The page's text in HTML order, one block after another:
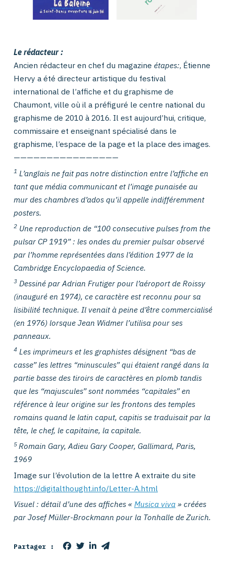
Le rédacteur :
Ancien rédacteur en chef du magazine étapes:, Étienne
Hervy a été directeur artistique du festival
international de l’affiche et du graphisme de
Chaumont, ville où il a préfiguré le centre national du
graphisme de 2010 à 2016. Il est aujourd’hui, critique,
commissaire et enseignant spécialisé dans le
graphisme, l’espace de la page et la place des images.
————————————————
1 L’anglais ne fait pas notre distinction entre l’affiche en
tant que média communicant et l’image punaisée au
mur des chambres d’ados qu’il appelle indifféremment
posters.
2Une reproduction de “100 consecutive pulses from the
pulsar CP 1919” : les ondes du premier pulsar observé
par l’homme représentées dans l’édition 1977 de la
Cambridge Encyclopaedia of Science.
3Dessiné par Adrian Frutiger pour l’aéroport de Roissy
(inauguré en 1974), ce caractère est reconnu pour sa
lisibilité technique. Il venait à peine d’être commercialisé
(en 1976) lorsque Jean Widmer l’utilisa pour ses
panneaux.
4Les imprimeurs et les graphistes désignent “bas de
casse” les lettres “minuscules” qui étaient rangé dans la
partie basse des tiroirs de caractères en plomb tandis
que les “majuscules” sont nommées “capitales” en
référence à leur origine sur les frontons des temples
romains quand le latin caput, capitisse traduisait par la
tête, le chef, le capitaine, la capitale.
5 Romain Gary,Adieu Gary Cooper, Gallimard, Paris,
1969
Image sur l’évolution de la lettre A extraite du site
https://digitalthought.info/Letter-A.html
Visuel : détail d’une des affiches « Musica viva» créées
par Josef Müller-Brockmann pour la Tonhalle de Zurich.
Partager :